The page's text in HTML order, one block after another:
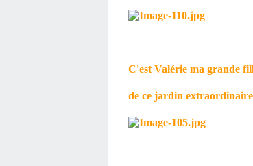
C'est Valérie ma grande
de ce jardin